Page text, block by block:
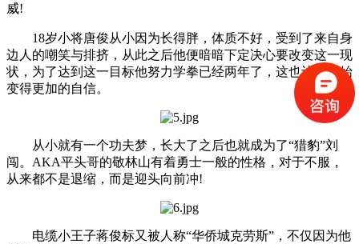
威!
18岁小将唐俊从小因为长得胖，体质不好，受到了来自身
边人的嘲笑与排挤，从此之后他便暗暗下定决心要改变这一现
状，为了达到这一目标他努力学拳已经两年了，这也让他开始
变得更加的自信。
从小就有一个功夫梦，长大了之后也就成为了“猎豹”刘
闯。AKA平头哥的敬林山有着勇士一般的性格，对于不服，
从来都不是退缩，而是迎头向前冲!
电缆小王子蒋俊标又被人称“华侨城克劳斯”，不仅因为他